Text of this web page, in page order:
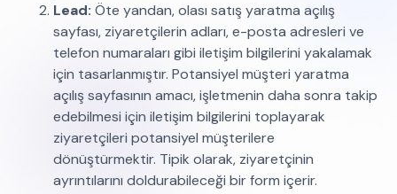
Lead: Öte yandan, olası satış yaratma açılış
sayfası, ziyaretçilerin adları, e-posta adresleri ve
telefon numaraları gibi iletişim bilgilerini yakalamak
için tasarlanmıştır. Potansiyel müşteri yaratma
açılış sayfasının amacı, işletmenin daha sonra takip
edebilmesi için iletişim bilgilerini toplayarak
ziyaretçileri potansiyel müşterilere
dönüştürmektir. Tipik olarak, ziyaretçinin
ayrıntılarını doldurabileceği bir form içerir.